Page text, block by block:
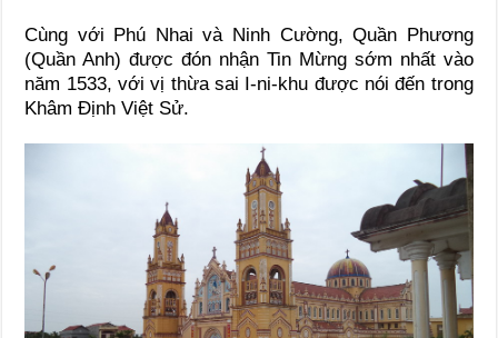
Cùng với Phú Nhai và Ninh Cường, Quần Phương
(Quần Anh) được đón nhận Tin Mừng sớm nhất vào
năm 1533, với vị thừa sai I-ni-khu được nói đến trong
Khâm Định Việt Sử.